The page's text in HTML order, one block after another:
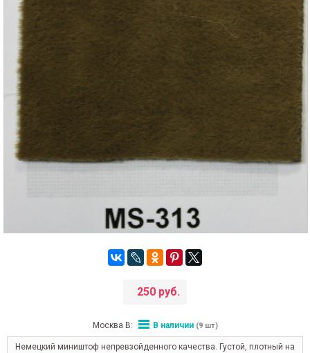
250 руб.
Москва В: В наличии (9 шт)
Немецкий миништоф непревзойденного качества. Густой, плотный на